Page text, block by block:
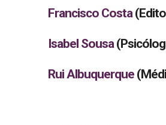
Francisco Costa
Isabel Sousa
Rui Albuquerque